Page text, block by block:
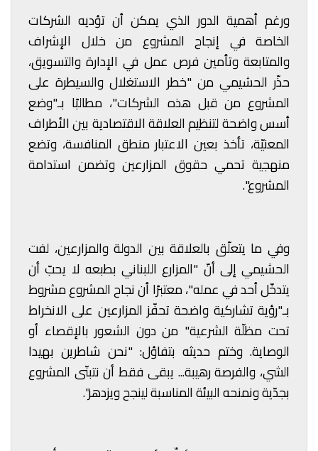
ورغم أهمية الدور الذي يمكن أن تؤديه الشركات
الخاصة في إنجاح المشروع من خلال الإشراف
والمتابعة وتأمين فرص عمل في الإدارة والتسويق،
حذّر الحشيمي من "خطر الاستغلال والسيطرة على
المشروع من قبل هذه الشركات"، مطالبًا بـ"وضع
أسس واضحة لتنظيم العلاقة الاقتصادية بين الأطراف
المعنيّة، تأخذ بعين الاعتبار منطق المنافسة، وتضع
منهجية تحمي حقوق المزارعين وتضمن استدامة
المشروع".
وفي ما يتعلّق بالعلاقة بين الدولة والمزارعين، لفت
الحشيمي إلى أنّ "المزارع اللبناني بطبعه لا يحبّ أن
يتدخّل أحد في عمله"، معتبرًا أن نجاح المشروع مشروط
بـ"رؤية تشاركية واضحة تحفّز المزارعين على الانخراط
تحت مظلّة الشرعية" من دون الشعور بالإقصاء أو
الوصاية. وختم حديثه بتفاؤل: "نحن شاطرين بهيدا
الشي، والفرصة رهيبة... يبقى فقط أن نتبنّى المشروع
بجدّية ونمنحه البيئة المناسبة لينجح ويزدهر".